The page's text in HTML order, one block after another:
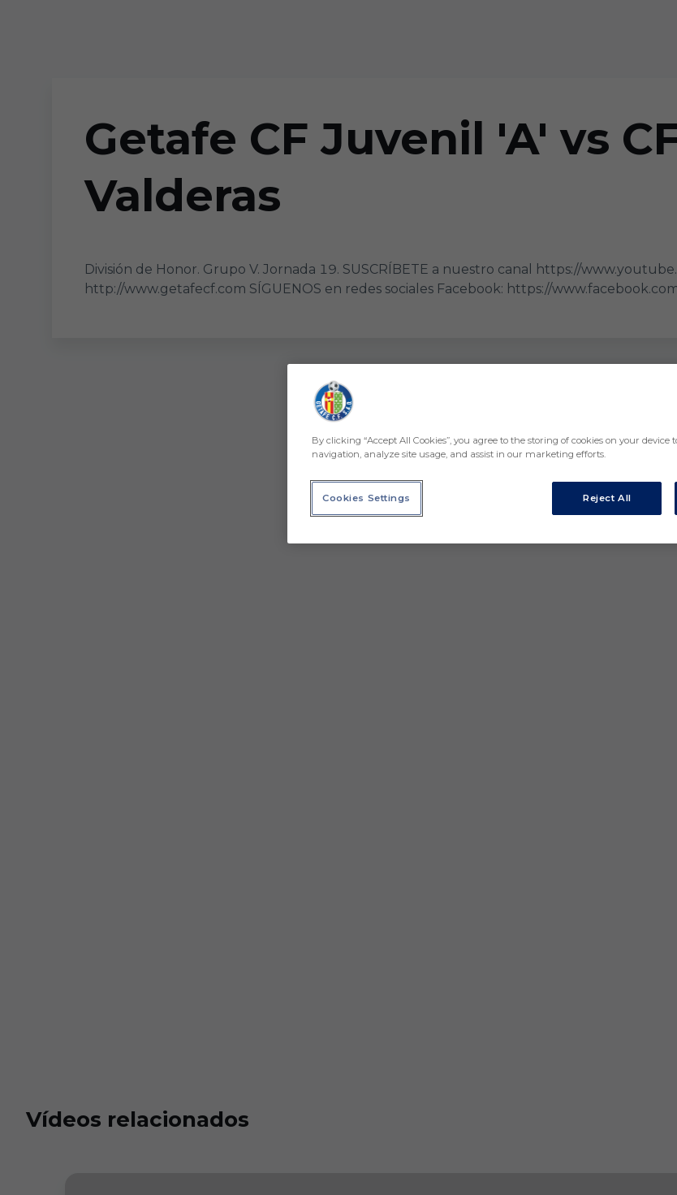
Getafe CF Juvenil 'A' vs
Valderas
División de Honor. Grupo V. Jornada 19. SUSCRÍBETE a nuestro canal https://
http://www.getafecf.com SÍGUENOS en redes sociales Facebook: https://
Vídeos relacionados
By clicking “Accept All Cookies”, you agree to the storing of cookies on your device
navigation, analyze site usage, and assist in our marketing efforts.
Reject All
Cookies Settings